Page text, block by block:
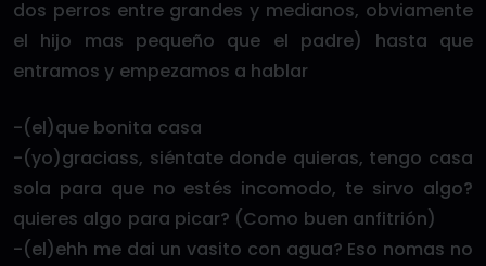
dos perros entre grandes y medianos, obviamente
el hijo mas pequeño que el padre) hasta que
entramos y empezamos a hablar
-(el)que bonita casa
-(yo)graciass, siéntate donde quieras, tengo casa
sola para que no estés incomodo, te sirvo algo?
quieres algo para picar? (Como buen anfitrión)
-(el)ehh me dai un vasito con agua? Eso nomas no